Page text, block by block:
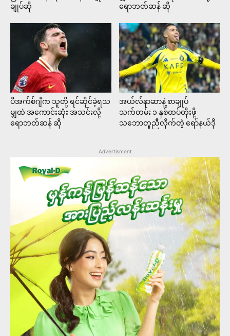
ချုပ်ဆို
ရောဘတ်ဆန် ဆို
ပီအက်စ်ဂျီက သူတို့ ရင်ဆိုင်ခဲ့ရသ
မျှထဲ အကောင်းဆုံး အသင်းလို့
ရောဘတ်ဆန် ဆို
အယ်လ်နာဆာနဲ့ စာချုပ်
သက်တမ်း ၁ နှစ်ထပ်တိုးဖို့
သဘောတူညီလိုက်တဲ့ ရော်နယ်ဒို
Advertisment